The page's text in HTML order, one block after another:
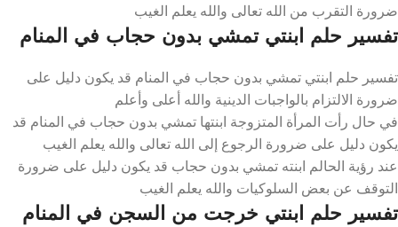
ضرورة التقرب من الله تعالى والله يعلم الغيب
تفسير حلم ابنتي تمشي بدون حجاب في المنام
تفسير حلم ابنتي تمشي بدون حجاب في المنام قد يكون دليل على
ضرورة الالتزام بالواجبات الدينية والله أعلى وأعلم
في حال رأت المرأة المتزوجة ابنتها تمشي بدون حجاب في المنام قد
يكون دليل على ضرورة الرجوع إلى الله تعالى والله يعلم الغيب
عند رؤية الحالم ابنته تمشي بدون حجاب قد يكون دليل على ضرورة
التوقف عن بعض السلوكيات والله يعلم الغيب
تفسير حلم ابنتي خرجت من السجن في المنام